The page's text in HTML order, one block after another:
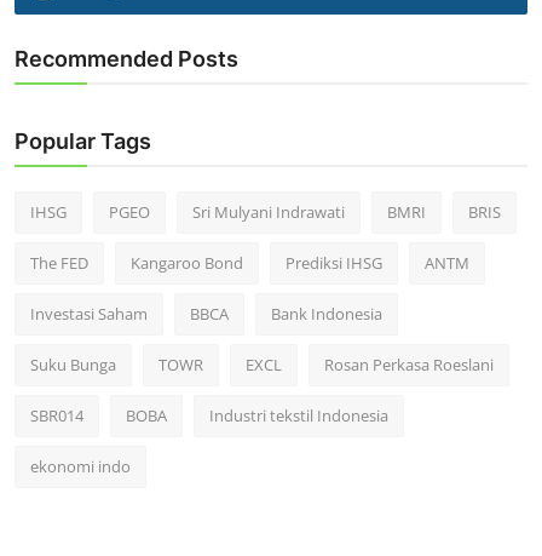
Recommended Posts
Popular Tags
IHSG PGEO Sri Mulyani Indrawati BMRI BRIS
The FED Kangaroo Bond Prediksi IHSG ANTM
Investasi Saham BBCA Bank Indonesia
Suku Bunga TOWR EXCL Rosan Perkasa Roeslani
SBR014 BOBA Industri tekstil Indonesia
ekonomi indo